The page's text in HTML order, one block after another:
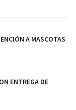
A MASCOTAS
ENTREGA DE